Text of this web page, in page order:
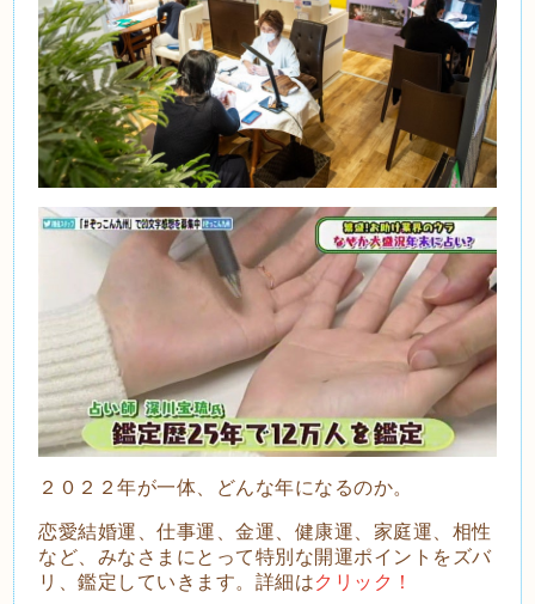
２０２２年が一体、どんな年になるのか。
恋愛結婚運、仕事運、金運、健康運、家庭運、相性
など、みなさまにとって特別な開運ポイントをズバ
リ、鑑定していきます。詳細はクリック！